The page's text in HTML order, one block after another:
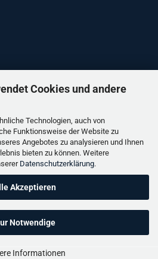
Cookies und andere
Technologien, auch von
Funktionsweise der Website zu
Angebotes zu analysieren und Ihnen
bieten zu können. Weitere
Datenschutzerklärung.
Akzeptieren
Notwendige
Informationen